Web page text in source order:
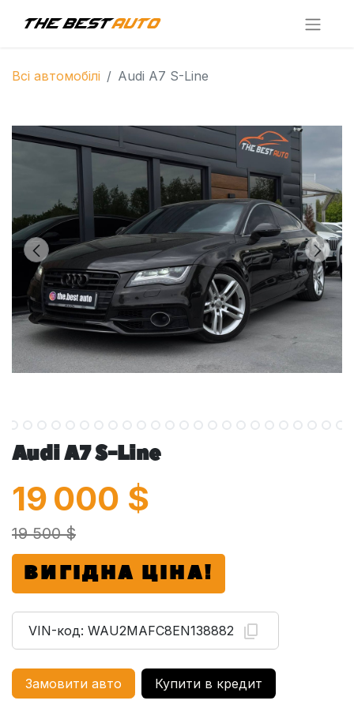
Всі автомобілі Audi A7 S-Line
Audi A7 S-Line
19 000 $
19 500 $
ВИГІДНА ЦІНА!
VIN-код: WAU2MAFC8EN138882
Замовити авто Купити в кредит